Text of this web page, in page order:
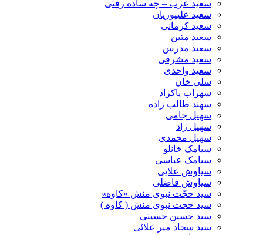
سعید عرب – چه ساده رفتی
سعید علیپوریان
سعید کرمانی
سعید متین
سعید مدرس
سعید مشرقی
سعید واحدی
سلی خان
سهراب پاکزاد
سهند طالب زاده
سهیل جامی
سهیل راد
سهیل محمدی
سیامک خانلو
سیامک عباسی
سیاوش علایی
سیاوش فاضلی
سید حجّت نبوی منش «کاوه»
سید حجت نبوی منش ( کاوه )
سید حسین حسینى
سید سجاد میر علائی